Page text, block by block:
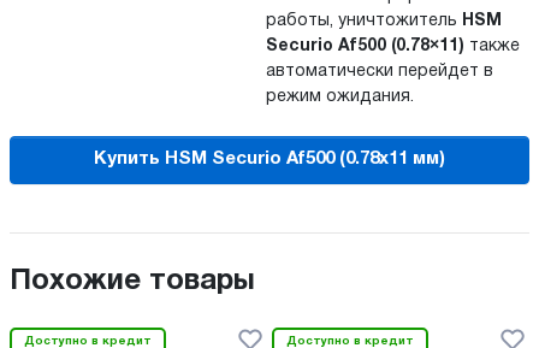
работы, уничтожитель
HSM
Securio Af500 (0.78×11) также
автоматически перейдет в
режим ожидания.
Купить HSM Securio Af500 (0.78x11 мм)
Похожие товары
Доступно в кредит Доступно в кредит